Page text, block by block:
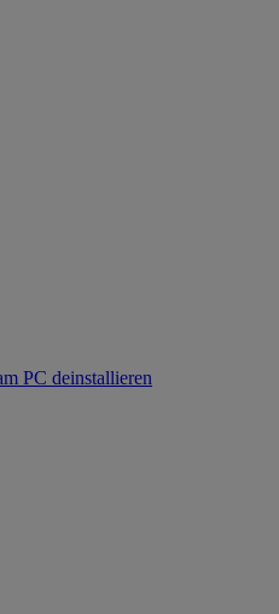
PC deinstallieren